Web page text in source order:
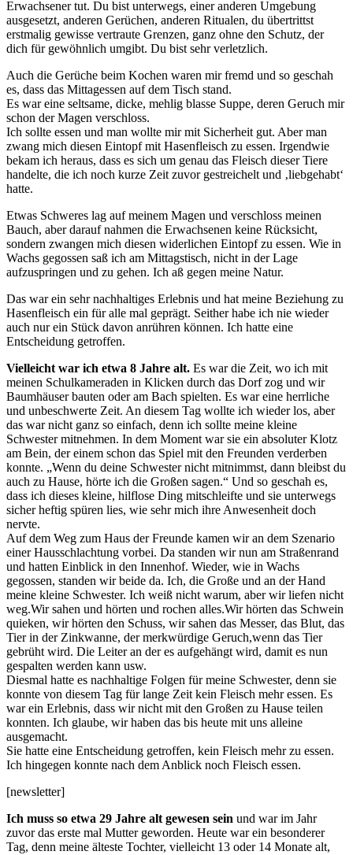
Erwachsener tut. Du bist unterwegs, einer anderen Umgebung
ausgesetzt, anderen Gerüchen, anderen Ritualen, du übertrittst
erstmalig gewisse vertraute Grenzen, ganz ohne den Schutz, der
dich für gewöhnlich umgibt. Du bist sehr verletzlich.
Auch die Gerüche beim Kochen waren mir fremd und so geschah
es, dass das Mittagessen auf dem Tisch stand.
Es war eine seltsame, dicke, mehlig blasse Suppe, deren Geruch mir
schon der Magen verschloss.
Ich sollte essen und man wollte mir mit Sicherheit gut. Aber man
zwang mich diesen Eintopf mit Hasenfleisch zu essen. Irgendwie
bekam ich heraus, dass es sich um genau das Fleisch dieser Tiere
handelte, die ich noch kurze Zeit zuvor gestreichelt und ‚liebgehabt‘
hatte.
Etwas Schweres lag auf meinem Magen und verschloss meinen
Bauch, aber darauf nahmen die Erwachsenen keine Rücksicht,
sondern zwangen mich diesen widerlichen Eintopf zu essen. Wie in
Wachs gegossen saß ich am Mittagstisch, nicht in der Lage
aufzuspringen und zu gehen. Ich aß gegen meine Natur.
Das war ein sehr nachhaltiges Erlebnis und hat meine Beziehung zu
Hasenfleisch ein für alle mal geprägt. Seither habe ich nie wieder
auch nur ein Stück davon anrühren können. Ich hatte eine
Entscheidung getroffen.
Vielleicht war ich etwa 8 Jahre alt. Es war die Zeit, wo ich mit
meinen Schulkameraden in Klicken durch das Dorf zog und wir
Baumhäuser bauten oder am Bach spielten. Es war eine herrliche
und unbeschwerte Zeit. An diesem Tag wollte ich wieder los, aber
das war nicht ganz so einfach, denn ich sollte meine kleine
Schwester mitnehmen. In dem Moment war sie ein absoluter Klotz
am Bein, der einem schon das Spiel mit den Freunden verderben
konnte. „Wenn du deine Schwester nicht mitnimmst, dann bleibst du
auch zu Hause, hörte ich die Großen sagen.“ Und so geschah es,
dass ich dieses kleine, hilflose Ding mitschleifte und sie unterwegs
sicher heftig spüren lies, wie sehr mich ihre Anwesenheit doch
nervte.
Auf dem Weg zum Haus der Freunde kamen wir an dem Szenario
einer Hausschlachtung vorbei. Da standen wir nun am Straßenrand
und hatten Einblick in den Innenhof. Wieder, wie in Wachs
gegossen, standen wir beide da. Ich, die Große und an der Hand
meine kleine Schwester. Ich weiß nicht warum, aber wir liefen nicht
weg.Wir sahen und hörten und rochen alles.Wir hörten das Schwein
quieken, wir hörten den Schuss, wir sahen das Messer, das Blut, das
Tier in der Zinkwanne, der merkwürdige Geruch,wenn das Tier
gebrüht wird. Die Leiter an der es aufgehängt wird, damit es nun
gespalten werden kann usw.
Diesmal hatte es nachhaltige Folgen für meine Schwester, denn sie
konnte von diesem Tag für lange Zeit kein Fleisch mehr essen. Es
war ein Erlebnis, dass wir nicht mit den Großen zu Hause teilen
konnten. Ich glaube, wir haben das bis heute mit uns alleine
ausgemacht.
Sie hatte eine Entscheidung getroffen, kein Fleisch mehr zu essen.
Ich hingegen konnte nach dem Anblick noch Fleisch essen.
[newsletter]
Ich muss so etwa 29 Jahre alt gewesen sein und war im Jahr
zuvor das erste mal Mutter geworden. Heute war ein besonderer
Tag, denn meine älteste Tochter, vielleicht 13 oder 14 Monate alt,